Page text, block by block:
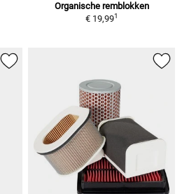
Organische remblokken
€ 19,991